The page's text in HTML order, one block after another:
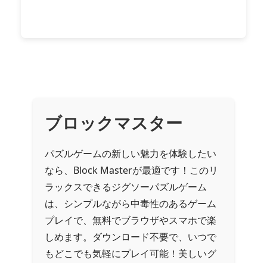
ブロックマスター
パズルゲームの新しい魅力を体験したい
なら、Block Masterが最適です！このリ
ラックスできるジグソーパズルゲーム
は、シンプルながら中毒性のあるゲーム
プレイで、無料でブラウザやスマホで楽
しめます。ダウンロード不要で、いつで
もどこでも気軽にプレイ可能！美しいグ